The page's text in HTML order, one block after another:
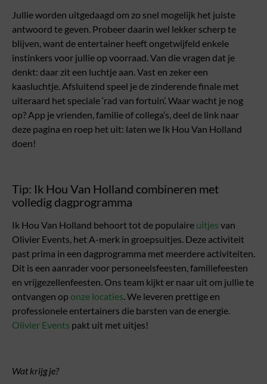
Jullie worden uitgedaagd om zo snel mogelijk het juiste
antwoord te geven. Probeer daarin wel lekker scherp te
blijven, want de entertainer heeft ongetwijfeld enkele
instinkers voor jullie op voorraad. Van die vragen dat je
denkt: daar zit een luchtje aan. Vast en zeker een
kaasluchtje. Afsluitend speel je de zinderende finale met
uiteraard het speciale ‘rad van fortuin’. Waar wacht je nog
op? App je vrienden, familie of collega’s, deel de link naar
deze pagina en roep het uit: laten we Ik Hou Van Holland
doen!
Tip: Ik Hou Van Holland combineren met
volledig dagprogramma
Ik Hou Van Holland behoort tot de populaire uitjes van
Olivier Events, het A-merk in groepsuitjes. Deze activiteit
past prima in een dagprogramma met meerdere activiteiten.
Dit is een aanrader voor personeelsfeesten, familiefeesten
en vrijgezellenfeesten. Ons team kijkt er naar uit om jullie te
ontvangen op onze locaties. We leveren prettige en
professionele entertainers die barsten van de energie.
Olivier Events pakt uit met uitjes!
Wat krijg je?